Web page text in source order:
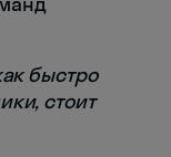
быстро
стоит